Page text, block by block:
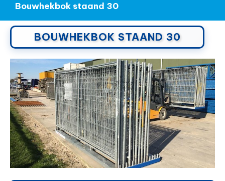
Bouwhekbok staand 30
BOUWHEKBOK STAAND 30